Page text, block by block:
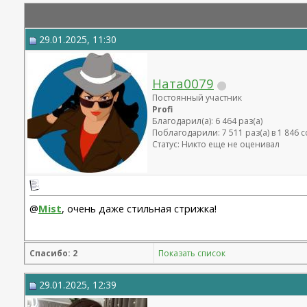
29.01.2025, 11:30
Ната0079
Постоянный участник
Profi
Благодарил(а): 6 464 раз(а)
Поблагодарили: 7 511 раз(а) в 1 846
Статус: Никто еще не оценивал
@Mist, очень даже стильная стрижка!
Спасибо: 2 Показать список
29.01.2025, 12:39